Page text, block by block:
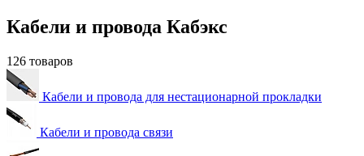
Кабели и провода Кабэкс
126 товаров
Кабели и провода для нестационарной прокладки
Кабели и провода связи